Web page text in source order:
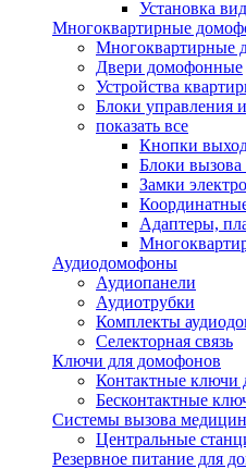
Установка
Многоквартирные
Многоквартирные
Двери домофонные
Устройства
Блоки управления
показать все
Кнопки
Блоки вызова
Замки
Адаптеры,
Аудиодомофоны
Аудиопанели
Аудиотрубки
Комплекты
Селекторная связь
Ключи для домофонов
Контактные ключи
Бесконтактные
Системы вызова
Центральные
Резервное питание для